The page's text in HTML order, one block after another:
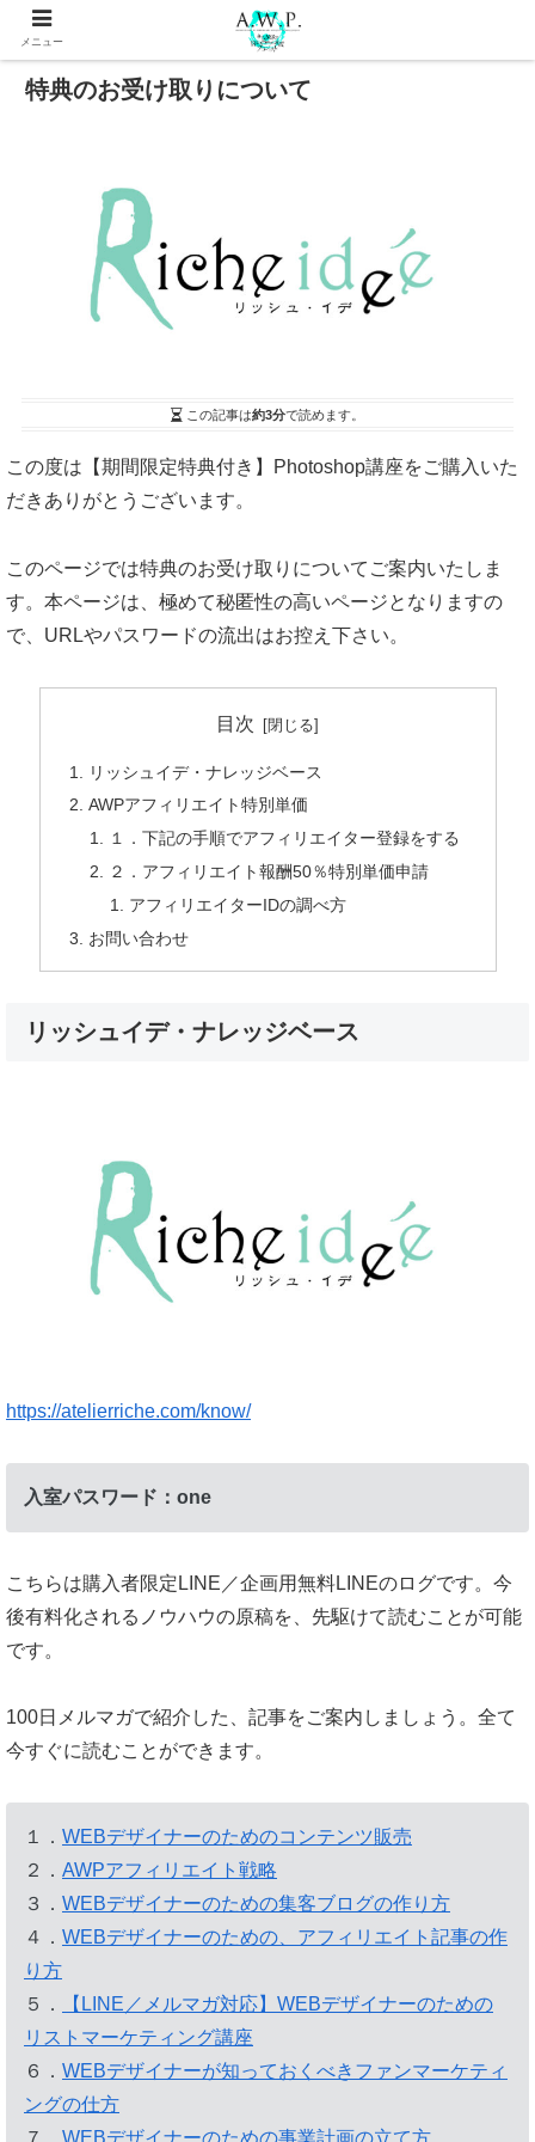
特典のお受け取りについて
この記事は約3分で読めます。
この度は【期間限定特典付き】Photoshop講座をご購入いた
だきありがとうございます。
このページでは特典のお受け取りについてご案内いたしま
す。本ページは、極めて秘匿性の高いページとなりますの
で、URLやパスワードの流出はお控え下さい。
目次
リッシュイデ・ナレッジベース
AWPアフィリエイト特別単価
１．下記の手順でアフィリエイター登録をする
２．アフィリエイト報酬50％特別単価申請
アフィリエイターIDの調べ方
お問い合わせ
リッシュイデ・ナレッジベース
https://atelierriche.com/know/
入室パスワード：one
こちらは購入者限定LINE／企画用無料LINEのログです。今
後有料化されるノウハウの原稿を、先駆けて読むことが可能
です。
100日メルマガで紹介した、記事をご案内しましょう。全て
今すぐに読むことができます。
１． WEBデザイナーのためのコンテンツ販売
２． AWPアフィリエイト戦略
３． WEBデザイナーのための集客ブログの作り方
４． WEBデザイナーのための、アフィリエイト記事の作
り方
５．
【LINE／メルマガ対応】WEBデザイナーのための
リストマーケティング講座
６． WEBデザイナーが知っておくべきファンマーケティ
ングの仕方
メニュー